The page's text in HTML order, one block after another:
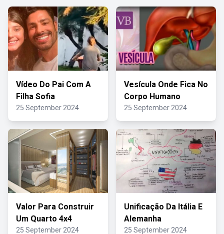
Vídeo Do Pai Com A
Filha Sofia
25 September 2024
Vesícula Onde Fica No
Corpo Humano
25 September 2024
Valor Para Construir
Um Quarto 4x4
25 September 2024
Unificação Da Itália E
Alemanha
25 September 2024